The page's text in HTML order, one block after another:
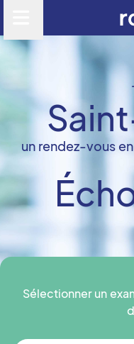
un rendez-vous
Sélectionner un